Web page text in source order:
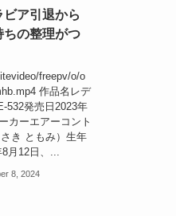
ア引退から
ちの整理がつ
freepv/o/o
作品名レデ
532発売日2023年
カーエアーコント
き ともみ）生年
月12日、...
8, 2024